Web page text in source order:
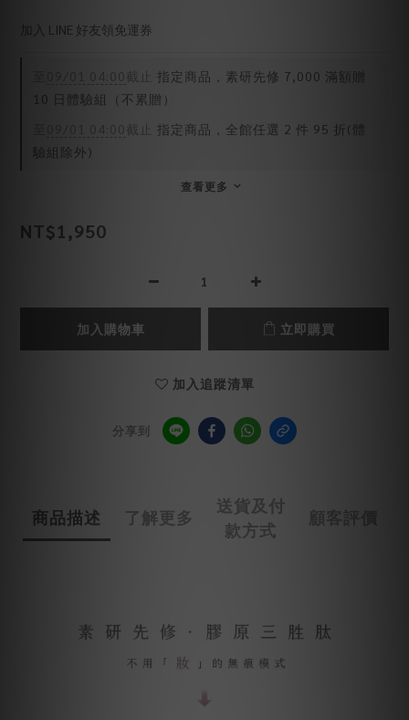
加入 LINE 好友領免運券
09/01 04:00 截止
指定商品，素研先修 7,000 滿額贈
10 日體驗組（不累贈）
09/01 04:00 截止
指定商品，全館任選 2 件 95 折(體
驗組除外)
查看更多
NT$1,950
加入購物車 立即購買
加入追蹤清單
分享到
商品描述 了解更多
送貨及付
款方式
顧客評價